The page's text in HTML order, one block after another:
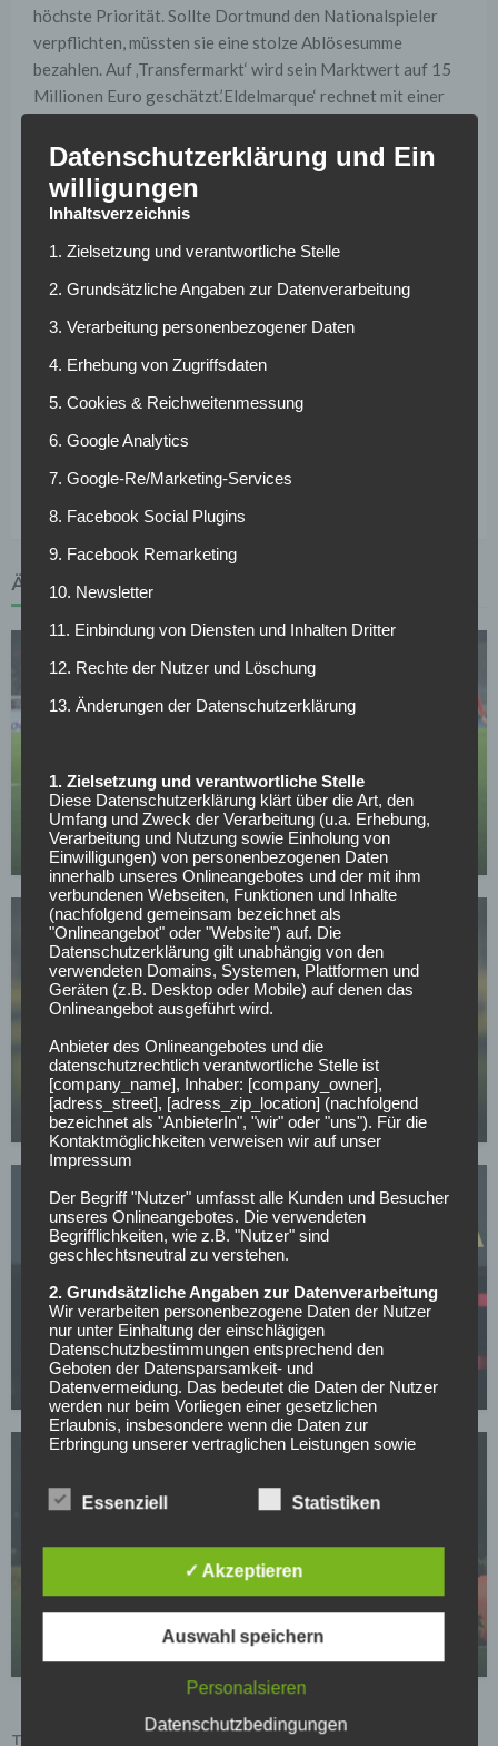
höchste Priorität. Sollte Dortmund den Nationalspieler
verpflichten, müssten sie eine stolze Ablösesumme
bezahlen. Auf ‚Transfermarkt‘ wird sein Marktwert auf 15
Millionen Euro geschätzt.’Eldelmarque‘ rechnet mit einer
López ist mit 15 Jahren zu Olympique Marseille
gewechselt und hat es bis in die Profi-Mannschaft der
Franzosen geschafft. Mit 18 Jahren hat das Mittelfeld-
Talent sein Debüt in der Ligue 1 gefeiert und seitdem 114
Leih-Spieler zum Club zurückkehren – darunter
Schürrle,Shinji Kagawa,Sebastian Rode
Alexander Isak und Jeremy Toljan. Bei Barcelona-Leihgabe
Paco Alcacer hat der BVB die Kaufoption gezogen und den
Spanier fest verpflichtet.
ÄHNLICHE ARTIKEL
Verkündung noch heute: BVB-Transfer kurz vor
Abschluss
12.05.2026
Mit nur 30 Jahren: BVB-Abwehrspieler Niklas Süle
beendet im Sommer seine Laufbahn
07.05.2026
BORUSSIA DORTMUND
BVB-Knaller: Erster Sommertransfer soll bereits
feststehen!
05.05.2026
Der nächste Dembele? Real und PSG jagen BVB-
TABELLE
Datenschutzerklärung und Ein
willigungen
Inhaltsverzeichnis
1. Zielsetzung und verantwortliche Stelle
2. Grundsätzliche Angaben zur Datenverarbeitung
3. Verarbeitung personenbezogener Daten
4. Erhebung von Zugriffsdaten
5. Cookies & Reichweitenmessung
6. Google Analytics
7. Google-Re/Marketing-Services
8. Facebook Social Plugins
9. Facebook Remarketing
10. Newsletter
11. Einbindung von Diensten und Inhalten Dritter
12. Rechte der Nutzer und Löschung
13. Änderungen der Datenschutzerklärung
1. Zielsetzung und verantwortliche Stelle
Diese Datenschutzerklärung klärt über die Art, den
Umfang und Zweck der Verarbeitung (u.a. Erhebung,
Verarbeitung und Nutzung sowie Einholung von
Einwilligungen) von personenbezogenen Daten
innerhalb unseres Onlineangebotes und der mit ihm
verbundenen Webseiten, Funktionen und Inhalte
(nachfolgend gemeinsam bezeichnet als
"Onlineangebot" oder "Website") auf. Die
Datenschutzerklärung gilt unabhängig von den
verwendeten Domains, Systemen, Plattformen und
Geräten (z.B. Desktop oder Mobile) auf denen das
Onlineangebot ausgeführt wird.
Anbieter des Onlineangebotes und die
datenschutzrechtlich verantwortliche Stelle ist
[company_name], Inhaber: [company_owner],
[adress_street], [adress_zip_location] (nachfolgend
bezeichnet als "AnbieterIn", "wir" oder "uns"). Für die
Kontaktmöglichkeiten verweisen wir auf unser
Impressum
Der Begriff "Nutzer" umfasst alle Kunden und Besucher
unseres Onlineangebotes. Die verwendeten
Begrifflichkeiten, wie z.B. "Nutzer" sind
geschlechtsneutral zu verstehen.
2. Grundsätzliche Angaben zur Datenverarbeitung
Wir verarbeiten personenbezogene Daten der Nutzer
nur unter Einhaltung der einschlägigen
Datenschutzbestimmungen entsprechend den
Geboten der Datensparsamkeit- und
Datenvermeidung. Das bedeutet die Daten der Nutzer
werden nur beim Vorliegen einer gesetzlichen
Erlaubnis, insbesondere wenn die Daten zur
Erbringung unserer vertraglichen Leistungen sowie
Einwilligung verarbeitet.
Stand der Technik, um sicher zu stellen, dass die
Vorschriften der Datenschutzgesetze eingehalten
werden und um damit die durch uns verarbeiteten
Daten gegen zufällige oder vorsätzliche
Manipulationen, Verlust, Zerstörung oder gegen den
Inhalte, Werkzeuge oder sonstige Mittel von anderen
Essenziell Statistiken
✓ Akzeptieren
Auswahl speichern
Personalsieren
Datenschutzbedingungen